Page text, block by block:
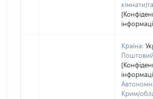
кімнати/
Країна:
Поштовий
Крим/